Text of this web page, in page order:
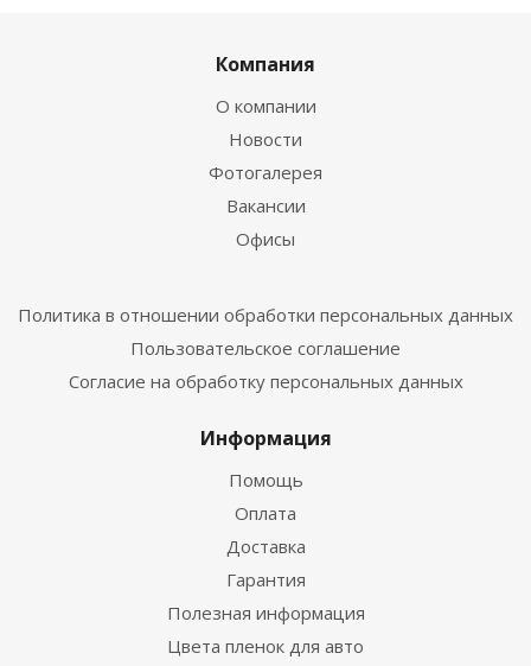
Компания
О компании
Новости
Фотогалерея
Вакансии
Офисы
Политика в отношении обработки персональных данных
Пользовательское соглашение
Согласие на обработку персональных данных
Информация
Помощь
Оплата
Доставка
Гарантия
Полезная информация
Цвета пленок для авто